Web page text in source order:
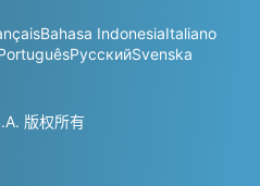
Bahasa IndonesiaItaliano
РусскийSvenska
版权所有